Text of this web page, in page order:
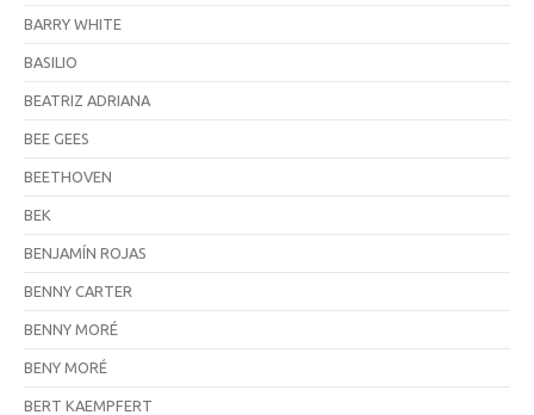
BARRY WHITE
BASILIO
BEATRIZ ADRIANA
BEE GEES
BEETHOVEN
BEK
BENJAMÍN ROJAS
BENNY CARTER
BENNY MORÉ
BENY MORÉ
BERT KAEMPFERT